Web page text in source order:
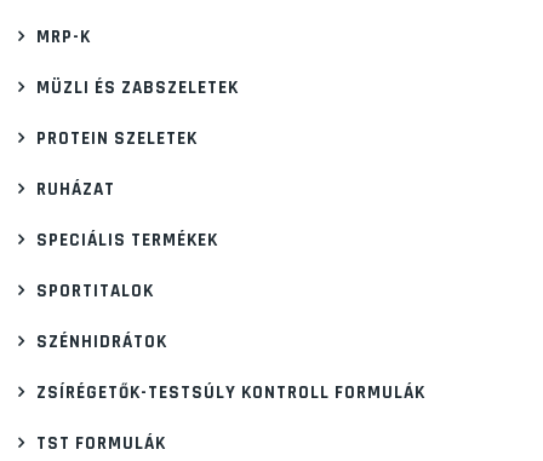
MRP-K
MÜZLI ÉS ZABSZELETEK
PROTEIN SZELETEK
RUHÁZAT
SPECIÁLIS TERMÉKEK
SPORTITALOK
SZÉNHIDRÁTOK
ZSÍRÉGETŐK-TESTSÚLY KONTROLL FORMULÁK
TST FORMULÁK